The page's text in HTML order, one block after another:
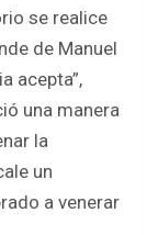
se realice
de Manuel
acepta”,
una manera
la
un
a venerar